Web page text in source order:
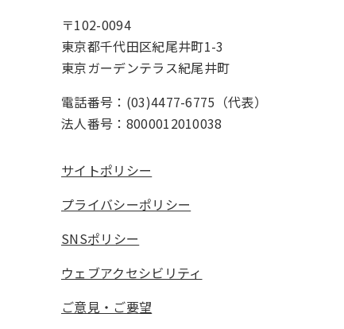
〒102-0094
東京都千代田区紀尾井町1-3
東京ガーデンテラス紀尾井町
電話番号：(03)4477-6775（代表）
法人番号：8000012010038
サイトポリシー
プライバシーポリシー
SNSポリシー
ウェブアクセシビリティ
ご意見・ご要望